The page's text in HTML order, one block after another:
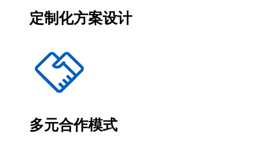
定制化方案设计
多元合作模式